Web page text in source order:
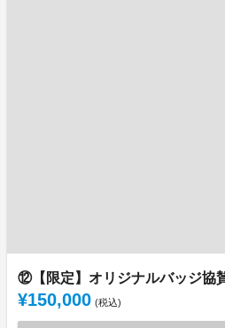
⑫【限定】オリジナルバッジ協
¥150,000 (税込)